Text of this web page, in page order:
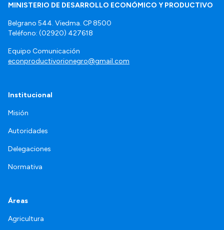
MINISTERIO DE DESARROLLO ECONÓMICO Y PRODUCTIVO
Belgrano 544. Viedma. CP 8500
Teléfono: (02920) 427618
Equipo Comunicación
econproductivorionegro@gmail.com
Institucional
Misión
Autoridades
Delegaciones
Normativa
Áreas
Agricultura